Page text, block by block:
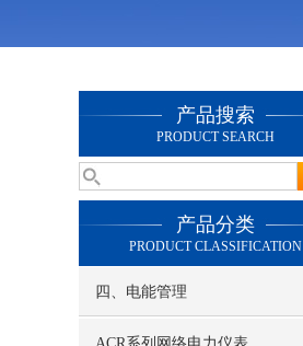
产品搜索
PRODUCT SEARCH
产品分类
PRODUCT CLASSIFICATION
四、电能管理